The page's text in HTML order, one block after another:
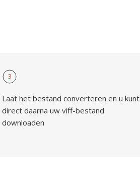
3
Laat het bestand converteren en u kunt
direct daarna uw viff-bestand
downloaden